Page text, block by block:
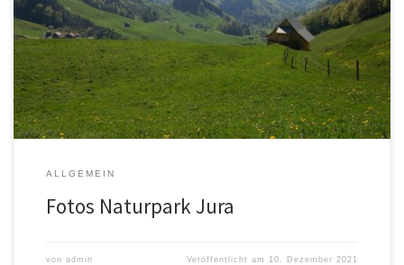
Fotos Naturpark Jura sind Fotos aus dem Bezirk Thal – auch dieses
sind cc by sa – also einbaubar! Von Oensingen via Balsthal und
Mümliswil geht es ins Schwarzbubenland – siehe Fotos Jura
ALLGEMEIN
Fotos Naturpark Jura
von admin Veröffentlicht am 10. Dezember 2021